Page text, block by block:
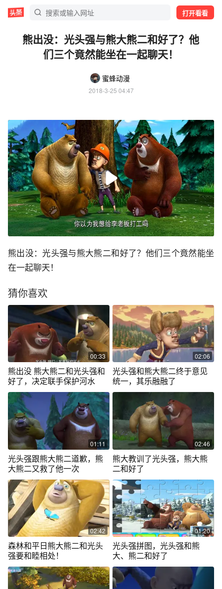
打开看看
熊出没：光头强与熊大熊二和好了？他
们三个竟然能坐在一起聊天！
蜜蜂动漫
2018-3-25 04:47
熊出没：光头强与熊大熊二和好了？他们三个竟然能坐
在一起聊天！
猜你喜欢
00:33
熊出没 熊大熊二和光头强和
好了，决定联手保护河水
02:06
光头强和熊大熊二终于意见
统一，其乐融融了
01:11
光头强跟熊大熊二道歉，熊
大熊二又救了他一次
02:46
熊大教训了光头强，熊大熊
二和好了
02:42
森林和平日熊大熊二和光头
强要和睦相处！
01:20
光头强拼图，光头强和熊
大、熊二和好了